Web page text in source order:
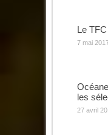
Le
7 mai
les
27 avril